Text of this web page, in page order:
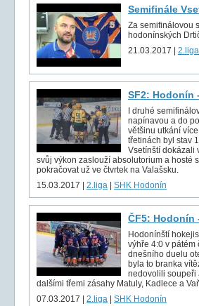
Semifinále
Za semifinálovou
hodonínských
21.03.2017 | 2.liga
SF2: Hodonín
I druhé
napínavou a do
většinu utkání
třetinách byl stav
Vsetínští dokázali
svůj výkon zaslouží absolutorium a hosté
pokračovat už ve čtvrtek na Valašsku.
15.03.2017 | 2.liga SHK Hodonín
ČF5: Hodonín
Hodonínští
výhře 4:0 v pátém
dnešního duelu
byla to branka
nedovolili soupeři
dalšími třemi zásahy Matuly, Kadlece a
07.03.2017 | 2.liga SHK Hodonín